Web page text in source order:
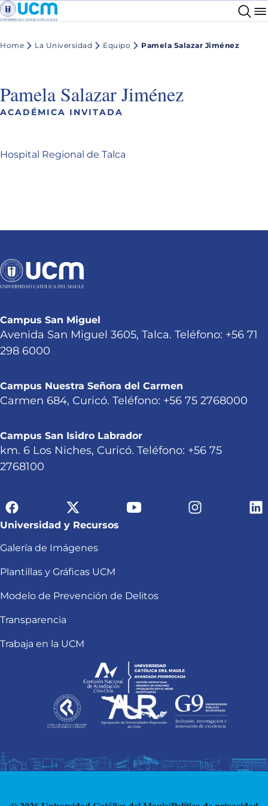
Home La Universidad Equipo Pamela Salazar Jiménez
Pamela Salazar Jiménez
ACADÉMICA INVITADA
Hospital Regional de Talca
Campus San Miguel
Avenida San Miguel 3605, Talca. Teléfono: +56 71
298 6000
Campus Nuestra Señora del Carmen
Carmen 684, Curicó. Teléfono: +56 75 2768000
Campus San Isidro Labrador
km. 6 Los Niches, Curicó. Teléfono: +56 75
2768100
Universidad y Recursos
Galería de Imágenes
Plantillas y Gráficas UCM
Modelo de Prevención de Delitos
Transparencia
Trabaja en la UCM